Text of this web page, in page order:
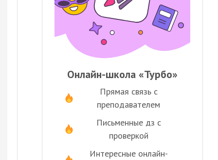
Онлайн-школа «Турбо»
Прямая связь с
преподавателем
Письменные дз с
проверкой
Интересные онлайн-